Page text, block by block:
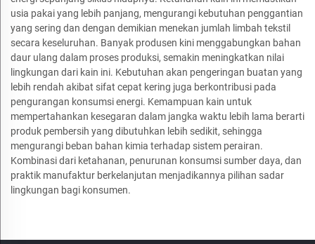
usia pakai yang lebih panjang, mengurangi kebutuhan penggantian
yang sering dan dengan demikian menekan jumlah limbah tekstil
secara keseluruhan. Banyak produsen kini menggabungkan bahan
daur ulang dalam proses produksi, semakin meningkatkan nilai
lingkungan dari kain ini. Kebutuhan akan pengeringan buatan yang
lebih rendah akibat sifat cepat kering juga berkontribusi pada
pengurangan konsumsi energi. Kemampuan kain untuk
mempertahankan kesegaran dalam jangka waktu lebih lama berarti
produk pembersih yang dibutuhkan lebih sedikit, sehingga
mengurangi beban bahan kimia terhadap sistem perairan.
Kombinasi dari ketahanan, penurunan konsumsi sumber daya, dan
praktik manufaktur berkelanjutan menjadikannya pilihan sadar
lingkungan bagi konsumen.